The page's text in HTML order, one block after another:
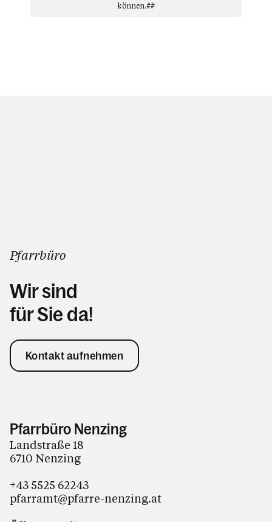
können.##
Pfarrbüro
Wir sind
für Sie da!
Kontakt aufnehmen
Pfarrbüro Nenzing
Landstraße 18
6710 Nenzing
+43 5525 62243
pfarramt@pfarre-nenzing.at